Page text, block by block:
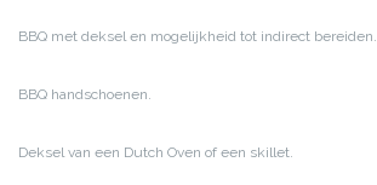
BBQ met deksel en mogelijkheid tot indirect bereiden.
BBQ handschoenen.
Deksel van een Dutch Oven of een skillet.